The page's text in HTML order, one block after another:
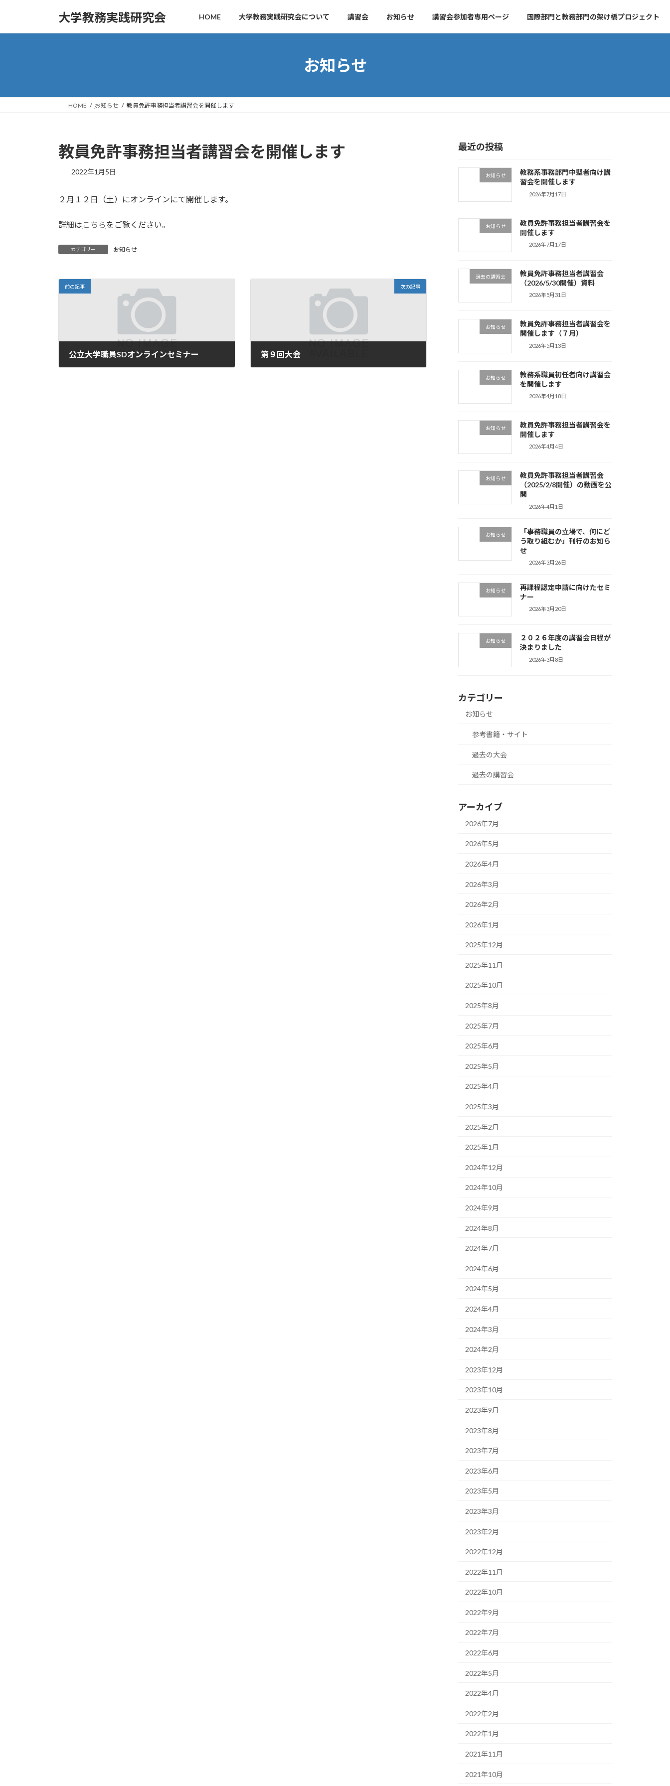
大学教務実践研究会 HOME 大学教務実践研究会について 講習会 お知らせ 講習会参加者専用ページ 国際部門と教務部門の架け橋プロジェクト
お知らせ
HOME お知らせ 教員免許事務担当者講習会を開催します
教員免許事務担当者講習会を開催します
2022年1月5日
２月１２日（土）にオンラインにて開催します。
詳細は こちらをご覧ください。
カテゴリー お知らせ
前の記事
公立大学職員SDオンラインセミナー
次の記事
第９回大会
最近の投稿
お知らせ
教務系事務部門中堅者向け講
習会を開催します
2026年7月17日
お知らせ
教員免許事務担当者講習会を
開催します
2026年7月17日
過去の講習会
教員免許事務担当者講習会
（2026/5/30開催）資料
2026年5月31日
お知らせ
教員免許事務担当者講習会を
開催します（７月）
2026年5月13日
お知らせ
教務系職員初任者向け講習会
を開催します
2026年4月18日
お知らせ
教員免許事務担当者講習会を
開催します
2026年4月4日
お知らせ
教員免許事務担当者講習会
（2025/2/8開催）の動画を公
開
2026年4月1日
お知らせ
「事務職員の立場で、何にど
う取り組むか」刊行のお知ら
せ
2026年3月26日
お知らせ
再課程認定申請に向けたセミ
ナー
2026年3月20日
お知らせ
２０２６年度の講習会日程が
決まりました
2026年3月8日
カテゴリー
お知らせ
参考書籍・サイト
過去の大会
過去の講習会
アーカイブ
2026年7月
2026年5月
2026年4月
2026年3月
2026年2月
2026年1月
2025年12月
2025年11月
2025年10月
2025年8月
2025年7月
2025年6月
2025年5月
2025年4月
2025年3月
2025年2月
2025年1月
2024年12月
2024年10月
2024年9月
2024年8月
2024年7月
2024年6月
2024年5月
2024年4月
2024年3月
2024年2月
2023年12月
2023年10月
2023年9月
2023年8月
2023年7月
2023年6月
2023年5月
2023年3月
2023年2月
2022年12月
2022年11月
2022年10月
2022年9月
2022年7月
2022年6月
2022年5月
2022年4月
2022年2月
2022年1月
2021年11月
2021年10月